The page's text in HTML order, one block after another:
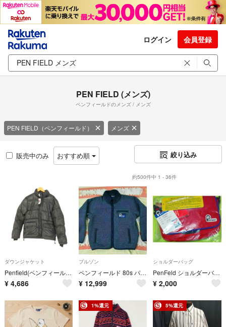
ログイン 会員登録
PEN FIELD (メンズ)
ペンフィールドのメンズ / メンズ
PEN FIELD（ペンフィールド） メンズ
販売中のみ おすすめ順 絞り込み
約500件中 1 - 36件
ダウンジャケット
Penfield(ペンフィールド) ダウンジャケット メンズ アウター
¥ 4,686
ブルゾン
ペンフィールド 80s パイルジャケット c8130 USA製 紺 ビンテージ
¥ 12,999
ショルダーバッグ
PenFeld ショルダーバック レッド
¥ 2,000
1%還元 5%還元